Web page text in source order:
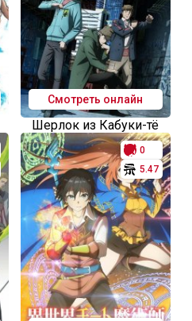
Смотреть онлайн
Шерлок из Кабуки-тё
0
5.47